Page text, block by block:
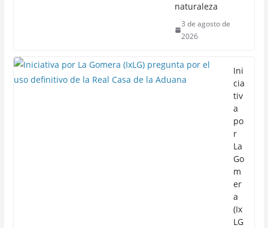
naturaleza
3 de agosto de
2026
Ini
cia
tiv
a
po
r
La
Go
m
er
a
(Ix
LG